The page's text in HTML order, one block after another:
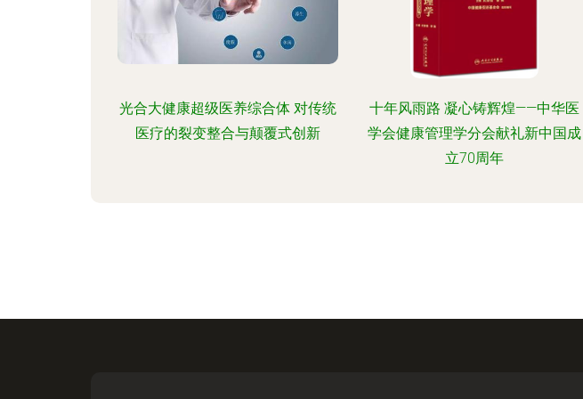
光合大健康超级医养综合体 对传统
医疗的裂变整合与颠覆式创新
十年风雨路 凝心铸辉煌——中华医
学会健康管理学分会献礼新中国成
立70周年